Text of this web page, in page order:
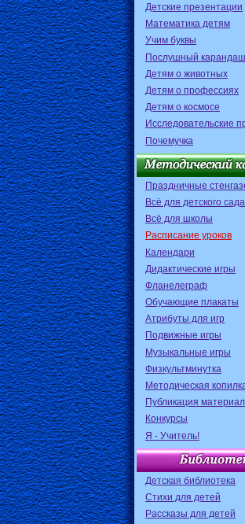
Детские презентации
Математика детям
Учим буквы
Послушный карандаш
Детям о животных
Детям о профессиях
Детям о космосе
Исследовательские
Почемучка
Праздничные
Всё для детского сада
Всё для школы
Расписание уроков
Календари
Дидактические игры
Фланелеграф
Обучающие плакаты
Атрибуты для игр
Подвижные игры
Музыкальные игры
Физкультминутка
Методическая
Публикация
Конкурсы
Я - Учитель!
Детская библиотека
Стихи для детей
Рассказы для детей